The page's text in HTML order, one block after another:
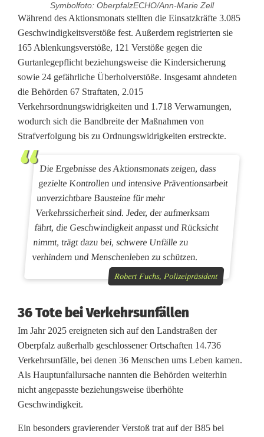
Symbolfoto: OberpfalzECHO/Ann-Marie Zell
S
c
h
w
e
r
p
n
a
t
L
a
n
Während des Aktionsmonats stellten die Einsatzkräfte 3.085
Geschwindigkeitsverstöße fest. Außerdem registrierten sie
165 Ablenkungsverstöße, 121 Verstöße gegen die
Gurtanlegepflicht beziehungsweise die Kindersicherung
sowie 24 gefährliche Überholverstöße. Insgesamt ahndeten
die Behörden 67 Straftaten, 2.015
Verkehrsordnungswidrigkeiten und 1.718 Verwarnungen,
wodurch sich die Bandbreite der Maßnahmen von
Strafverfolgung bis zu Ordnungswidrigkeiten erstreckte.
Die Ergebnisse des Aktionsmonats zeigen, dass
gezielte Kontrollen und intensive Präventionsarbeit
unverzichtbare Bausteine für mehr
Verkehrssicherheit sind. Jeder, der aufmerksam
fährt, die Geschwindigkeit anpasst und Rücksicht
nimmt, trägt dazu bei, schwere Unfälle zu
verhindern und Menschenleben zu schützen.
Robert Fuchs, Polizeipräsident
36 Tote bei Verkehrsunfällen
Im Jahr 2025 ereigneten sich auf den Landstraßen der
Oberpfalz außerhalb geschlossener Ortschaften 14.736
Verkehrsunfälle, bei denen 36 Menschen ums Leben kamen.
Als Hauptunfallursache nannten die Behörden weiterhin
nicht angepasste beziehungsweise überhöhte
Geschwindigkeit.
Ein besonders gravierender Verstoß trat auf der B85 bei